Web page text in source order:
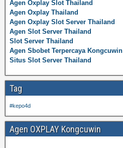
Agen Oxplay Slot Thailand
Agen Oxplay Thailand
Agen Oxplay Slot Server Thailand
Agen Slot Server Thailand
Slot Server Thailand
Agen Sbobet Terpercaya Kongcuwin
Situs Slot Server Thailand
Tag
#kepo4d
Agen OXPLAY Kongcuwin